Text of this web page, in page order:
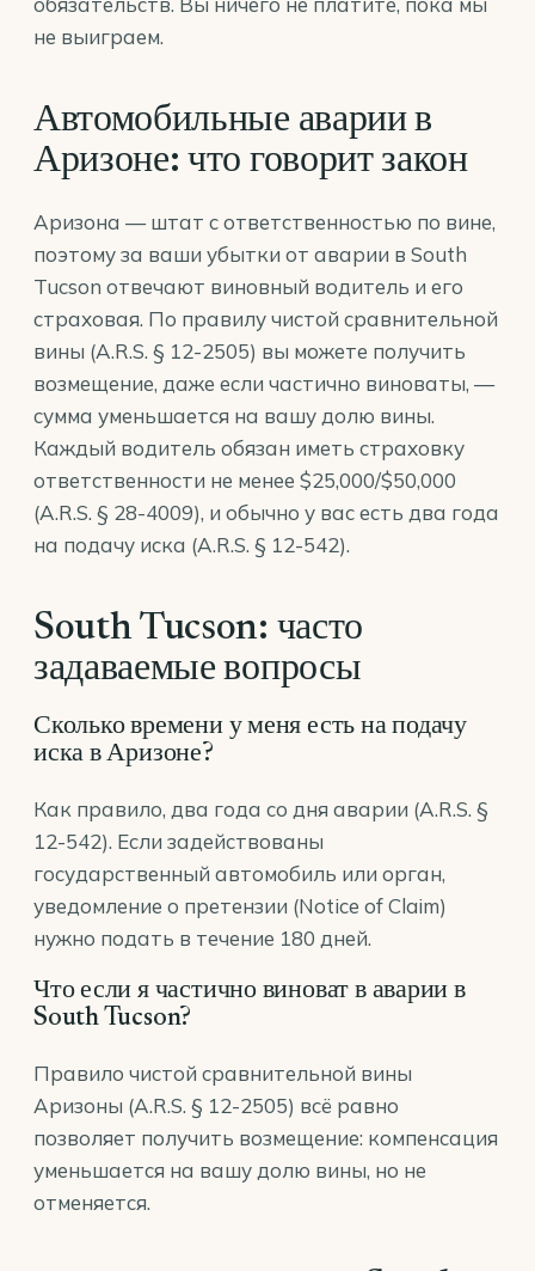
не выиграем.
Автомобильные аварии в
Аризоне: что говорит закон
Аризона — штат с ответственностью по вине,
поэтому за ваши убытки от аварии в South
Tucson отвечают виновный водитель и его
страховая. По правилу чистой сравнительной
вины (A.R.S. § 12-2505) вы можете получить
возмещение, даже если частично виноваты, —
сумма уменьшается на вашу долю вины.
Каждый водитель обязан иметь страховку
ответственности не менее $25,000/$50,000
(A.R.S. § 28-4009), и обычно у вас есть два года
на подачу иска (A.R.S. § 12-542).
South Tucson: часто
задаваемые вопросы
Сколько времени у меня есть на подачу
иска в Аризоне?
Как правило, два года со дня аварии (A.R.S. §
12-542). Если задействованы
государственный автомобиль или орган,
уведомление о претензии (Notice of Claim)
нужно подать в течение 180 дней.
Что если я частично виноват в аварии в
South Tucson?
Правило чистой сравнительной вины
Аризоны (A.R.S. § 12-2505) всё равно
позволяет получить возмещение: компенсация
уменьшается на вашу долю вины, но не
отменяется.